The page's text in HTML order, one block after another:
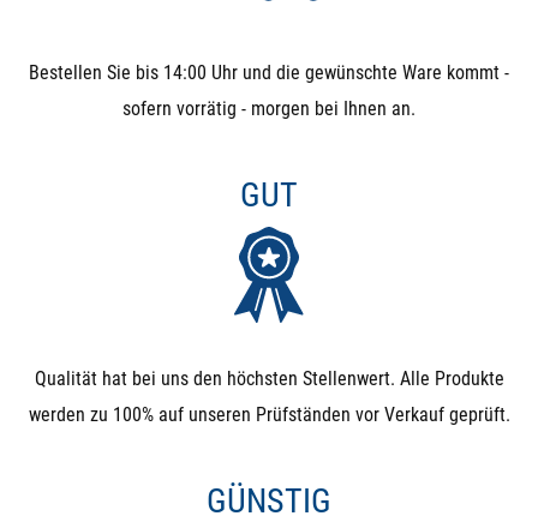
Wenn eines dieser Kriterien bei Ihnen kritisch ist, sollten
elektrische Kugelhähne ausweichen:
Partikel im Medium: Schmutz, Sand, Äste, ... können
sich zwischen Membrane und Sitz setzen und sorgen
dafür, dass das Ventil nicht mehr ausreichend dicht
verbauen, wenn Partikel zu befürchten sind.
Kugelhähne verwenden. Alternativ können Sie 2
Bestellen Sie bis 14:00 Uhr und die gewünschte Ware kommt -
sofern vorrätig - morgen bei Ihnen an.
GUT
Qualität hat bei uns den höchsten Stellenwert. Alle Produkte
werden zu 100% auf unseren Prüfständen vor Verkauf geprüft.
GÜNSTIG